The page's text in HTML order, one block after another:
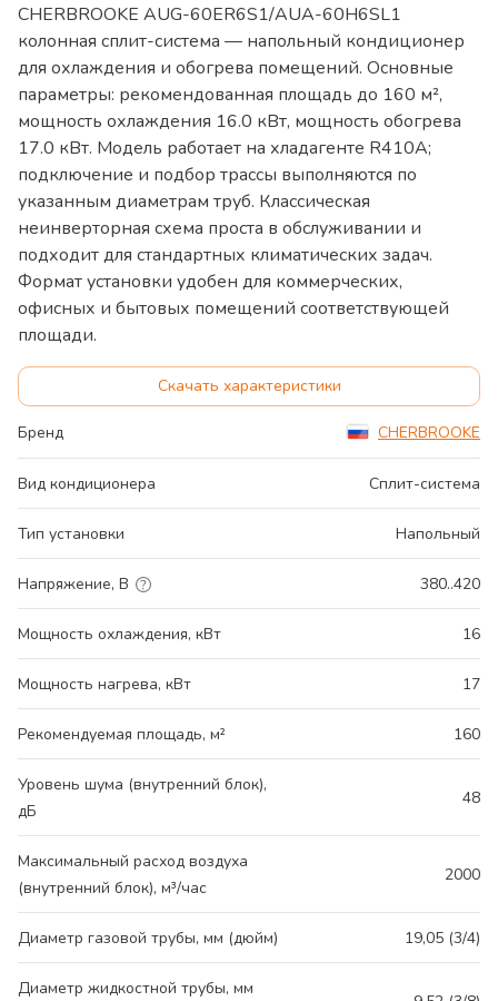
CHERBROOKE AUG-60ER6S1/AUA-60H6SL1
колонная сплит-система — напольный кондиционер
для охлаждения и обогрева помещений. Основные
параметры: рекомендованная площадь до 160 м²,
мощность охлаждения 16.0 кВт, мощность обогрева
17.0 кВт. Модель работает на хладагенте R410A;
подключение и подбор трассы выполняются по
указанным диаметрам труб. Классическая
неинверторная схема проста в обслуживании и
подходит для стандартных климатических задач.
Формат установки удобен для коммерческих,
офисных и бытовых помещений соответствующей
площади.
Скачать характеристики
Бренд CHERBROOKE
Вид кондиционера Сплит-система
Тип установки Напольный
Напряжение, В 380..420
Мощность охлаждения, кВт 16
Мощность нагрева, кВт 17
Рекомендуемая площадь, м² 160
Уровень шума (внутренний блок),
дБ
48
Максимальный расход воздуха
(внутренний блок), м³/час
2000
Диаметр газовой трубы, мм (дюйм) 19,05 (3/4)
Диаметр жидкостной трубы, мм